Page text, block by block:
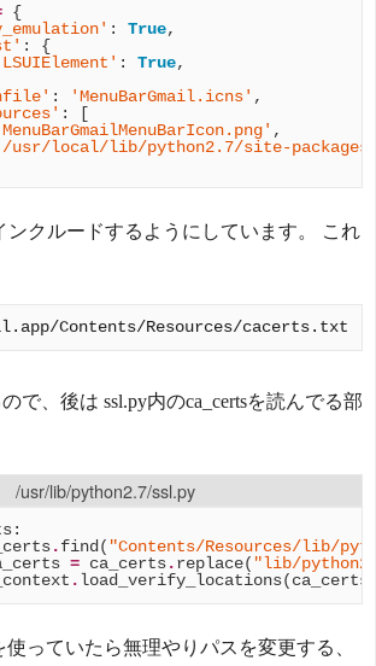
{
: True,
:
{
: True,
: 'MenuBarGmail.icns' ,
:
[
,
usr/local/lib/python2.7/site-
ンクルードするようにしています。 これ
で、後は ssl.py内のca_certsを読んでる部
/usr/lib/python2.7/ssl.py
:
.find ( "Contents/Resources/lib/
= ca_certs.replace( "lib/
_context .load_verify_locations(ca_certs
使っていたら無理やりパスを変更する、